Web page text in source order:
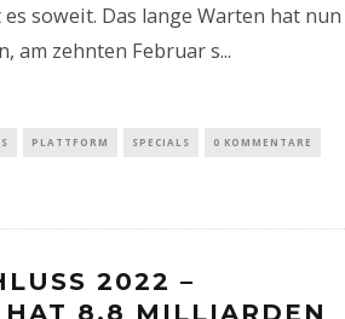
soweit. Das lange Warten hat nun
am zehnten Februar s...
PLATTFORM SPECIALS 0 KOMMENTARE
2022 –
HAT 8,8 MILLIARDEN